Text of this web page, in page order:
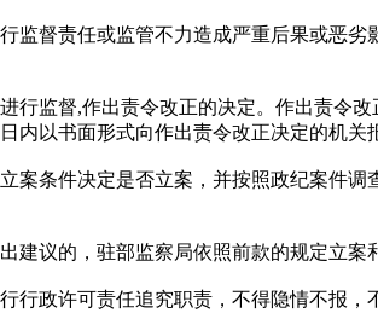
责任或监管不力造成严重后果或恶劣
督,作出责令改正的决定。作出责令改
以书面形式向作出责令改正决定的机关
件决定是否立案，并按照政纪案件调
议的，驻部监察局依照前款的规定立案
许可责任追究职责，不得隐情不报，